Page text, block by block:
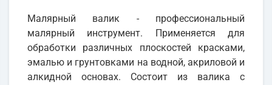
Малярный валик - профессиональный
малярный инструмент. Применяется для
обработки различных плоскостей красками,
эмалью и грунтовками на водной, акриловой и
алкидной основах. Состоит из валика с